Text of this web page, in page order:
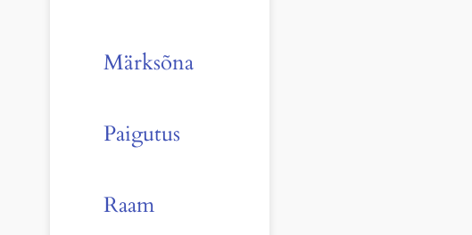
Märksõna
Paigutus
Raam